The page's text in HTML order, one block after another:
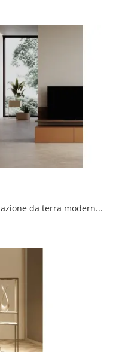
Clicca e scopri di più sull'Illuminazione da terra moderna di Ronda Design: il modello Brand Floor in metallo ti sta aspettando!